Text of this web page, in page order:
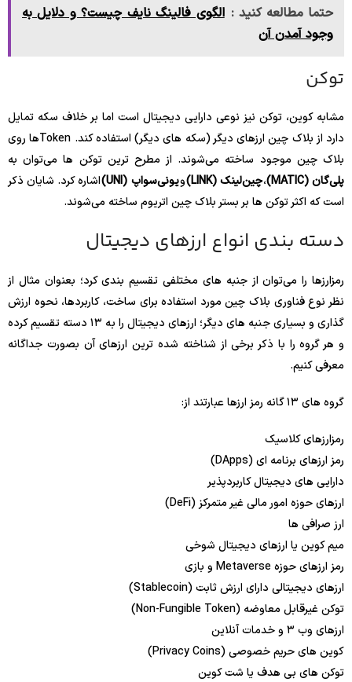
حتما مطالعه کنید : الگوی فالینگ نایف چیست؟ و دلایل به
وجود آمدن آن
توکن
مشابه کوین، توکن نیز نوعی دارایی دیجیتال است اما بر خلاف سکه تمایل
دارد از بلاک چین ارزهای دیگر (سکه های دیگر) استفاده کند. Tokenها روی
بلاک چین موجود ساخته می‌شوند. از مطرح ترین توکن ها می‌توان به
پلی‌گان (MATIC)
،چین‌لینک (LINK) ویونی‌سواپ (UNI)
اشاره کرد. شایان ذکر
است که اکثر توکن ها بر بستر بلاک چین اتریوم ساخته می‌شوند.
دسته بندی انواع ارزهای دیجیتال
رمزارزها را می‌توان از جنبه های مختلفی تقسیم بندی کرد؛ بعنوان مثال از
نظر نوع فناوری بلاک چین مورد استفاده برای ساخت، کاربردها، نحوه ارزش
گذاری و بسیاری جنبه های دیگر؛ ارزهای دیجیتال را به ۱۳ دسته تقسیم کرده
و هر گروه را با ذکر برخی از شناخته شده ترین ارزهای آن بصورت جداگانه
معرفی کنیم.
گروه های ۱۳ گانه رمز ارزها عبارتند از:
رمزارزهای کلاسیک
رمز ارزهای برنامه ای (DApps)
دارایی های دیجیتال کاربردپذیر
ارزهای حوزه امور مالی غیر متمرکز (DeFi)
ارز صرافی ها
میم کوین یا ارزهای دیجیتال شوخی
رمز ارزهای حوزه Metaverse و بازی
ارزهای دیجیتالی دارای ارزش ثابت (Stablecoin)
توکن غیرقابل معاوضه (Non-Fungible Token)
ارزهای وب ۳ و خدمات آنلاین
کوین های حریم خصوصی (Privacy Coins)
توکن های بی هدف یا شت کوین